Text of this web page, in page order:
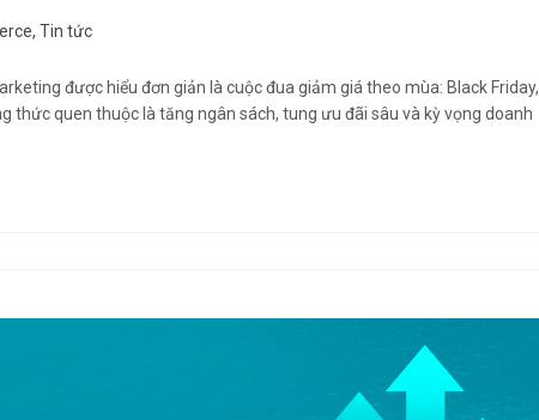
, Tin tức
được hiểu đơn giản là cuộc đua giảm giá theo mùa: Black Friday,
thức quen thuộc là tăng ngân sách, tung ưu đãi sâu và kỳ vọng doanh